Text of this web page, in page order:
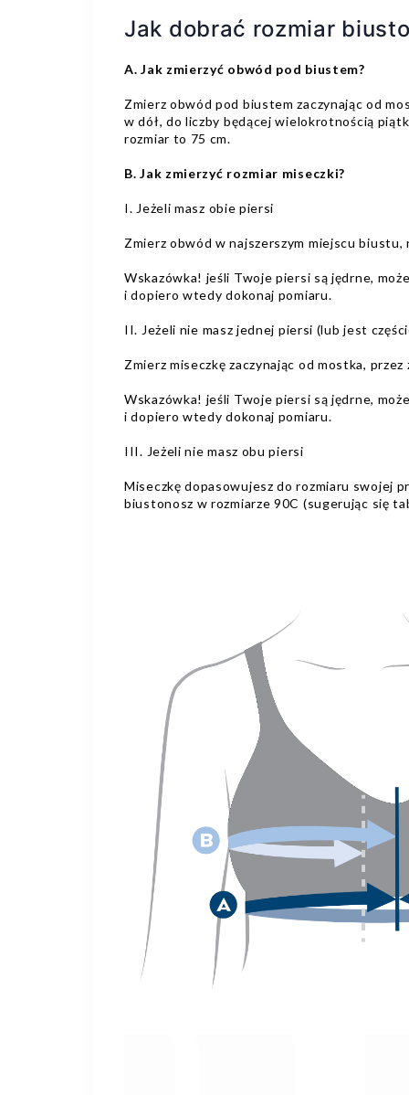
Jak dobrać rozmiar
A. Jak zmierzyć obwód pod biustem?
Zmierz obwód pod biustem zaczynając od
w dół, do liczby będącej wielokrotnością
rozmiar to 75 cm.
B. Jak zmierzyć rozmiar miseczki?
I. Jeżeli masz obie piersi
Zmierz obwód w najszerszym miejscu
Wskazówka! jeśli Twoje piersi są jędrne,
i dopiero wtedy dokonaj pomiaru.
II. Jeżeli nie masz jednej piersi (lub jest
Zmierz miseczkę zaczynając od mostka,
Wskazówka! jeśli Twoje piersi są jędrne,
i dopiero wtedy dokonaj pomiaru.
III. Jeżeli nie masz obu piersi
Miseczkę dopasowujesz do rozmiaru swojej
biustonosz w rozmiarze 90C (sugerując się